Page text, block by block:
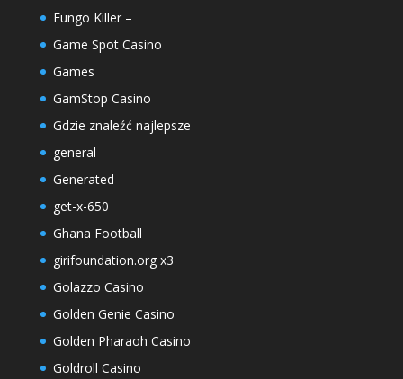
Fungo Killer –
Game Spot Casino
Games
GamStop Casino
Gdzie znaleźć najlepsze
general
Generated
get-x-650
Ghana Football
girifoundation.org x3
Golazzo Casino
Golden Genie Casino
Golden Pharaoh Casino
Goldroll Casino